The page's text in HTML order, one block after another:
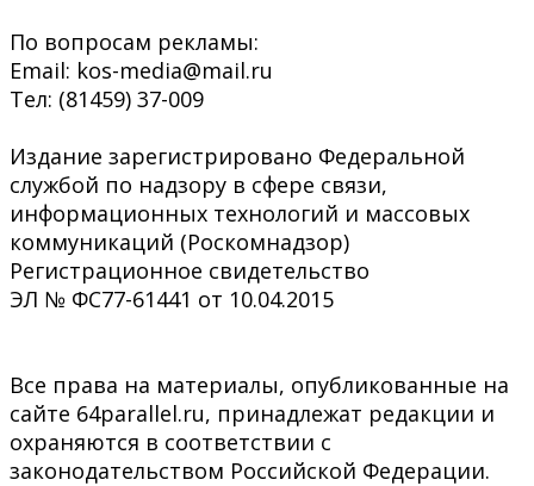
По вопросам рекламы:
Email: kos-media@mail.ru
Тел: (81459) 37-009
Издание зарегистрировано Федеральной
службой по надзору в сфере связи,
информационных технологий и массовых
коммуникаций (Роскомнадзор)
Регистрационное свидетельство
ЭЛ № ФС77-61441 от 10.04.2015
Все права на материалы, опубликованные на
сайте 64parallel.ru, принадлежат редакции и
охраняются в соответствии с
законодательством Российской Федерации.